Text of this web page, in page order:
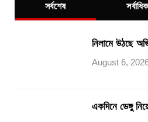
সর্বশেষ
নিলামে উঠছে
August 6,
একদিনে ডেঙ্গু